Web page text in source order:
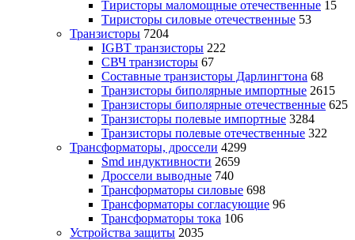
Тиристоры маломощные отечественные 15
Тиристоры силовые отечественные 53
Транзисторы 7204
IGBT транзисторы 222
СВЧ транзисторы 67
Составные транзисторы Дарлингтона 68
Транзисторы биполярные импортные 2615
Транзисторы биполярные отечественные 625
Транзисторы полевые импортные 3284
Транзисторы полевые отечественные 322
Трансформаторы, дроссели 4299
Smd индуктивности 2659
Дроссели выводные 740
Трансформаторы силовые 698
Трансформаторы согласующие 96
Трансформаторы тока 106
Устройства защиты 2035